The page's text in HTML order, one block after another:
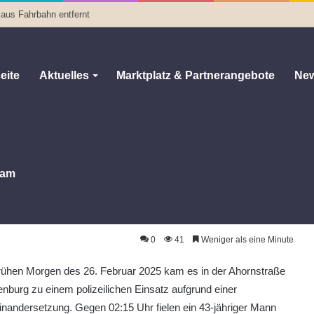
Fahrbahn entfernt
Aktuelles Marktplatz & Partnerangebote
in Altenburg
0 41 Weniger als eine Minute
Morgen des 26. Februar 2025 kam es in der Ahornstraße
zu einem polizeilichen Einsatz aufgrund einer
Gegen 02:15 Uhr fielen ein 43-jähriger Mann